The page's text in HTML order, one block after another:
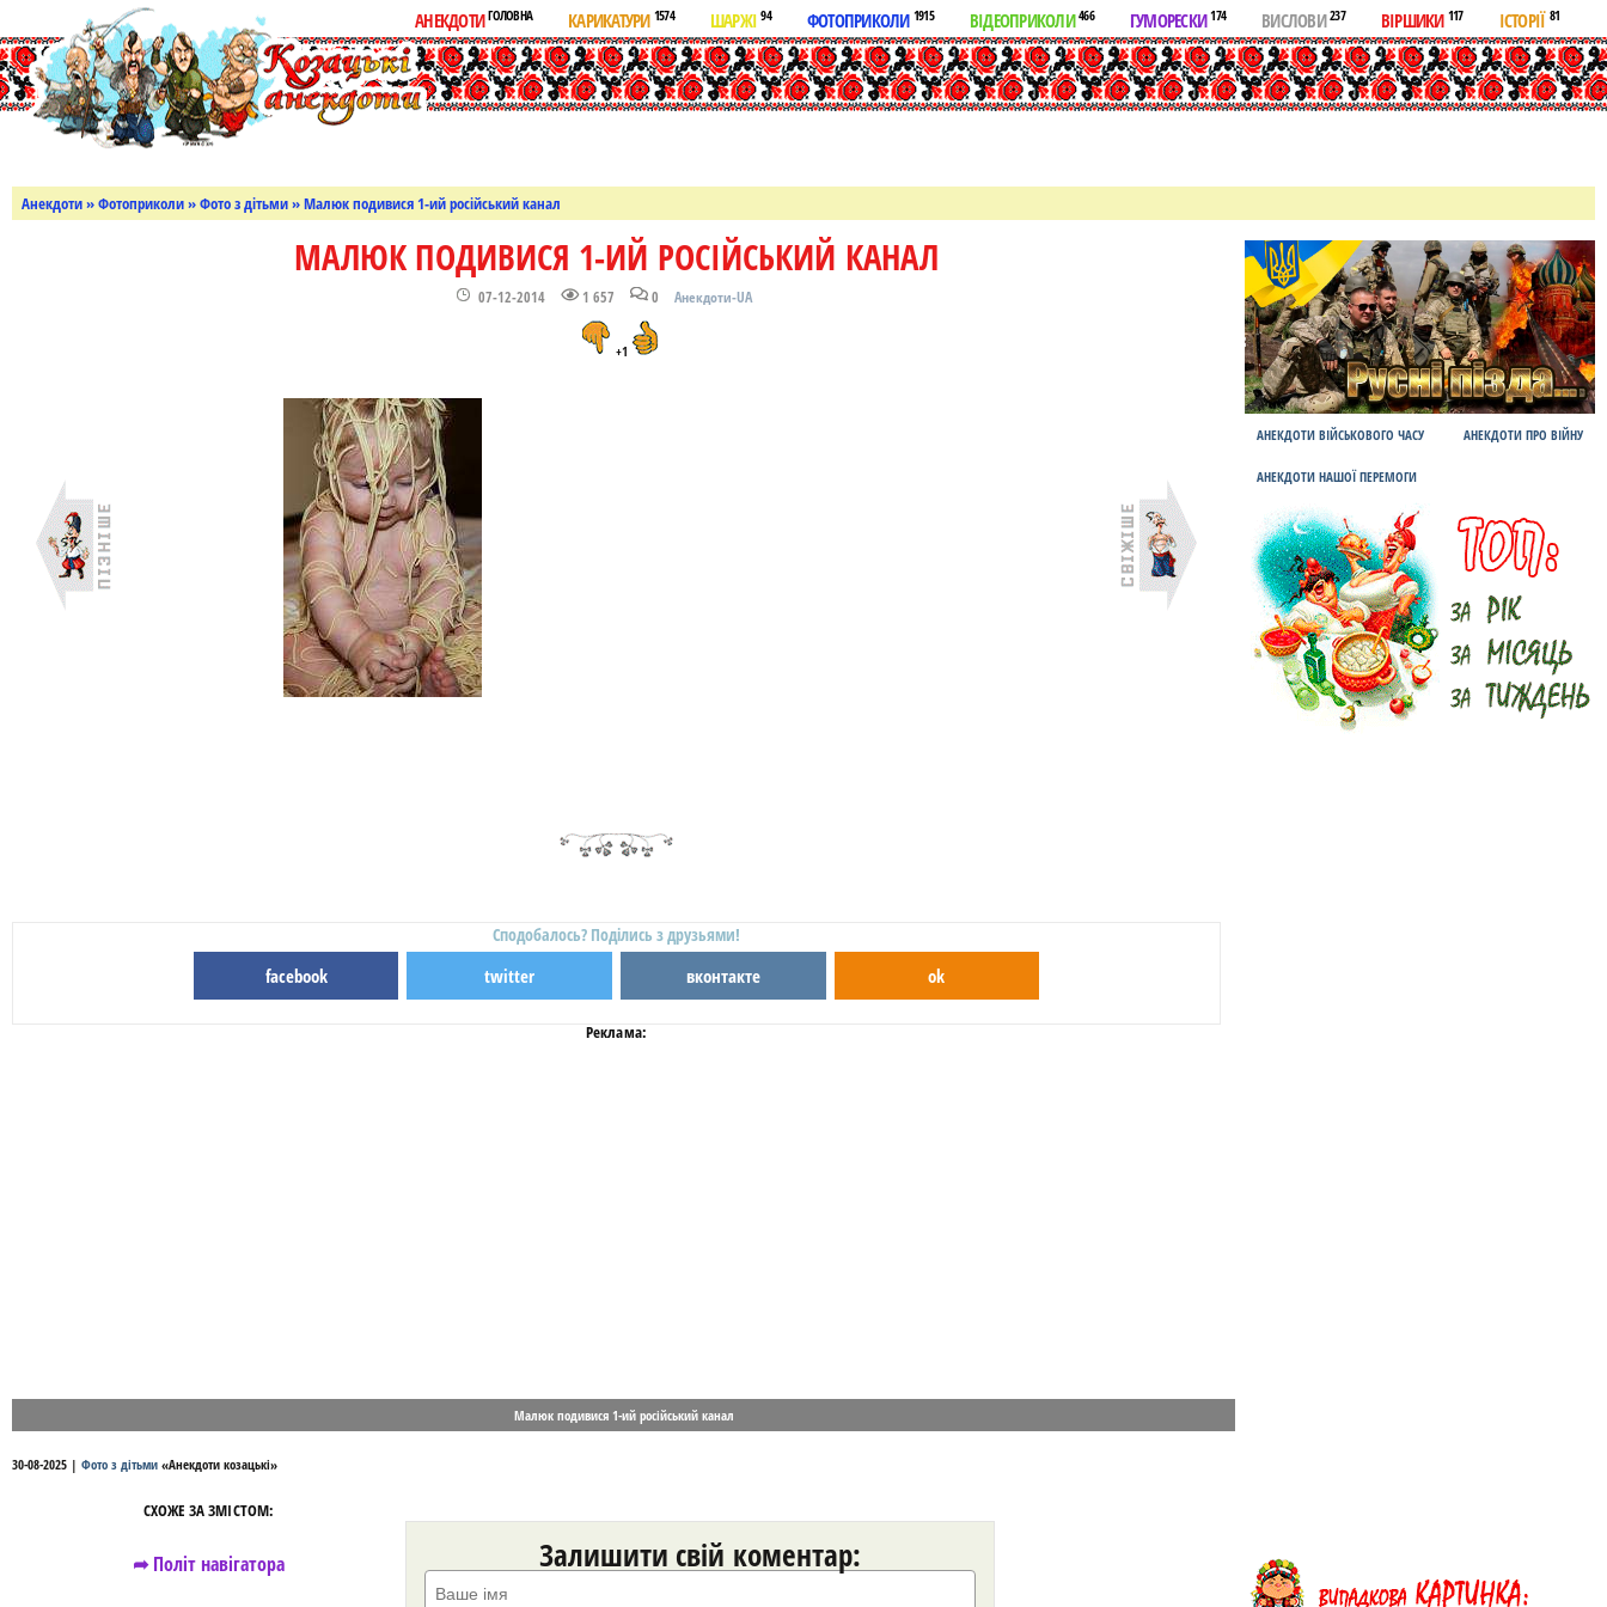
АНЕКДОТИГОЛОВНА КАРИКАТУРИ 1574 ШАРЖІ94 ФОТОПРИКОЛИ 1915 ВІДЕОПРИКОЛИ466 ГУМОРЕСКИ174 ВИСЛОВИ237 ВІРШИКИ 117 ІСТОРІЇ 81
Анекдоти»Фотоприколи»Фото з дітьми» Малюк подивися 1-ий російський канал
МАЛЮК ПОДИВИСЯ 1-ИЙ РОСІЙСЬКИЙ КАНАЛ
07-12-2014 1 657 0 Анекдоти-UA
+1
Сподобалось? Поділись з друзьями!
facebook twitter вконтакте ok
Реклама:
Малюк подивися 1-ий російський канал
30-08-2025 | Фото з дітьми «Анекдоти козацькі»
СХОЖЕ ЗА ЗМІСТОМ:
➦ Політ навігатора Залишити свій коментар:
АНЕКДОТИ ВІЙСЬКОВОГО ЧАСУ АНЕКДОТИ ПРО ВІЙНУ
АНЕКДОТИ НАШОЇ ПЕРЕМОГИ